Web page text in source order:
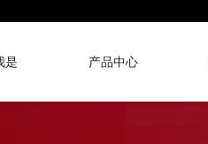
是 产品中心